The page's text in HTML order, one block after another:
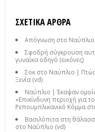
ΣΧΕΤΙΚΆ ΆΡΘΡΑ
Απόγνωση στο
Σφοδρή σύγκρουση
γυναίκα οδηγό (εικόνες)
Σοκ στο Ναύπλιο |
Ξενία (vd)
Ναύπλιο | Έκαψαν
«Επικίνδυνη περιοχή για
Ρεπουμπλικανικό Κόμμα
Βασιλόπιτα στη
στο Ναύπλιο (vd)